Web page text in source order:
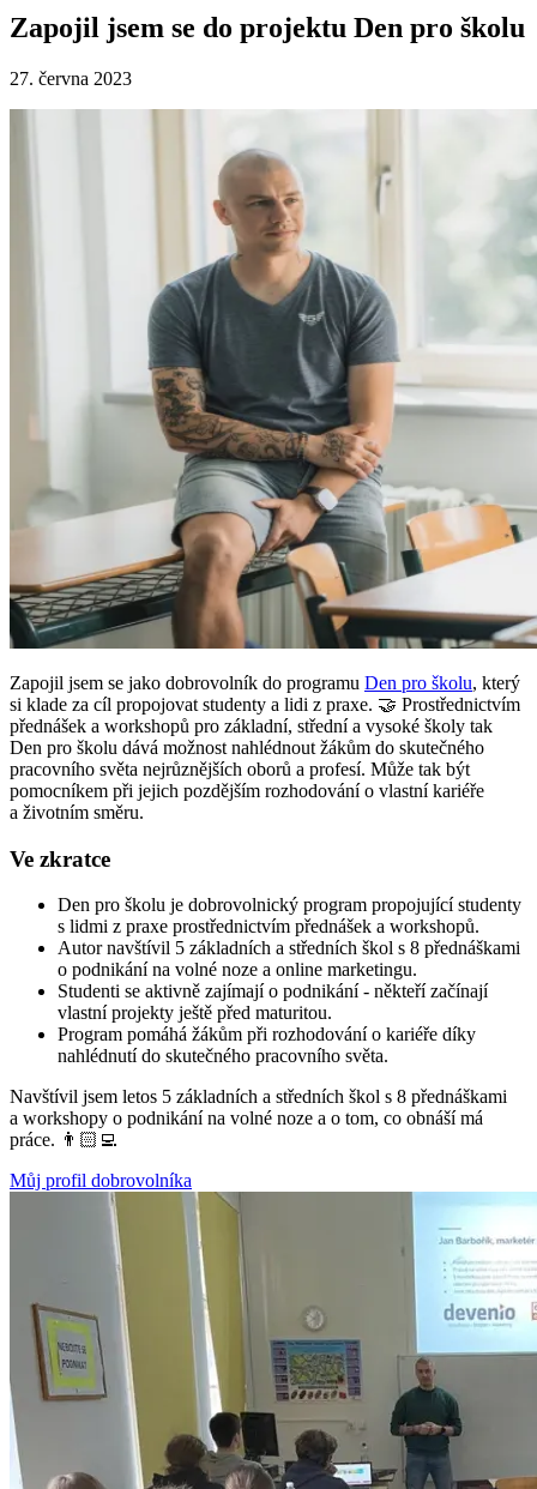
Zapojil jsem se do projektu Den pro školu
27. června 2023
Zapojil jsem se jako dobrovolník do programu Den pro školu, který
si klade za cíl propojovat studenty a lidi z praxe. 🤝 Prostřednictvím
přednášek a workshopů pro základní, střední a vysoké školy tak
Den pro školu dává možnost nahlédnout žákům do skutečného
pracovního světa nejrůznějších oborů a profesí. Může tak být
pomocníkem při jejich pozdějším rozhodování o vlastní kariéře
a životním směru.
Ve zkratce
Den pro školu je dobrovolnický program propojující studenty
s lidmi z praxe prostřednictvím přednášek a workshopů.
Autor navštívil 5 základních a středních škol s 8 přednáškami
o podnikání na volné noze a online marketingu.
Studenti se aktivně zajímají o podnikání - někteří začínají
vlastní projekty ještě před maturitou.
Program pomáhá žákům při rozhodování o kariéře díky
nahlédnutí do skutečného pracovního světa.
Navštívil jsem letos 5 základních a středních škol s 8 přednáškami
a workshopy o podnikání na volné noze a o tom, co obnáší má
práce. 👨🏻‍💻
Můj profil dobrovolníka